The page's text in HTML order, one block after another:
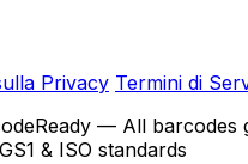
Privacy Termini di
— All barcodes
& ISO standards